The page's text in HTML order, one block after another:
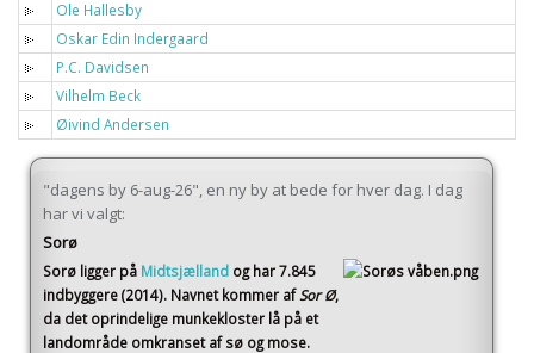
Ole Hallesby
Oskar Edin Indergaard
P.C. Davidsen
Vilhelm Beck
Øivind Andersen
"dagens by 6-aug-26", en ny by at bede for hver dag. I dag
har vi valgt:
Sorø
Sorø ligger på Midtsjælland og har 7.845
indbyggere (2014). Navnet kommer af Sor Ø,
da det oprindelige munkekloster lå på et
landområde omkranset af sø og mose.